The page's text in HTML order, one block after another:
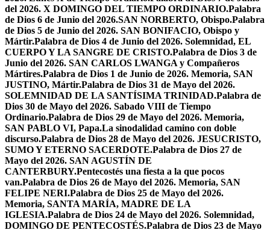
del 2026. X DOMINGO DEL TIEMPO ORDINARIO.Palabra
de Dios 6 de Junio del 2026.SAN NORBERTO, Obispo.Palabra
de Dios 5 de Junio del 2026. SAN BONIFACIO, Obispo y
Mártir.Palabra de Dios 4 de Junio del 2026. Solemnidad, EL
CUERPO Y LA SANGRE DE CRISTO.Palabra de Dios 3 de
Junio del 2026. SAN CARLOS LWANGA y Compañeros
Mártires.Palabra de Dios 1 de Junio de 2026. Memoria, SAN
JUSTINO, Mártir.Palabra de Dios 31 de Mayo del 2026.
SOLEMNIDAD DE LA SANTÍSIMA TRINIDAD.Palabra de
Dios 30 de Mayo del 2026. Sabado VIII de Tiempo
Ordinario.Palabra de Dios 29 de Mayo del 2026. Memoria,
SAN PABLO VI, Papa.La sinodalidad camino con doble
discurso.Palabra de Dios 28 de Mayo del 2026. JESUCRISTO,
SUMO Y ETERNO SACERDOTE.Palabra de Dios 27 de
Mayo del 2026. SAN AGUSTÍN DE
CANTERBURY.Pentecostés una fiesta a la que pocos
van.Palabra de Dios 26 de Mayo del 2026. Memoria, SAN
FELIPE NERI.Palabra de Dios 25 de Mayo del 2026.
Memoria, SANTA MARÍA, MADRE DE LA
IGLESIA.Palabra de Dios 24 de Mayo del 2026. Solemnidad,
DOMINGO DE PENTECOSTÉS.Palabra de Dios 23 de Mayo